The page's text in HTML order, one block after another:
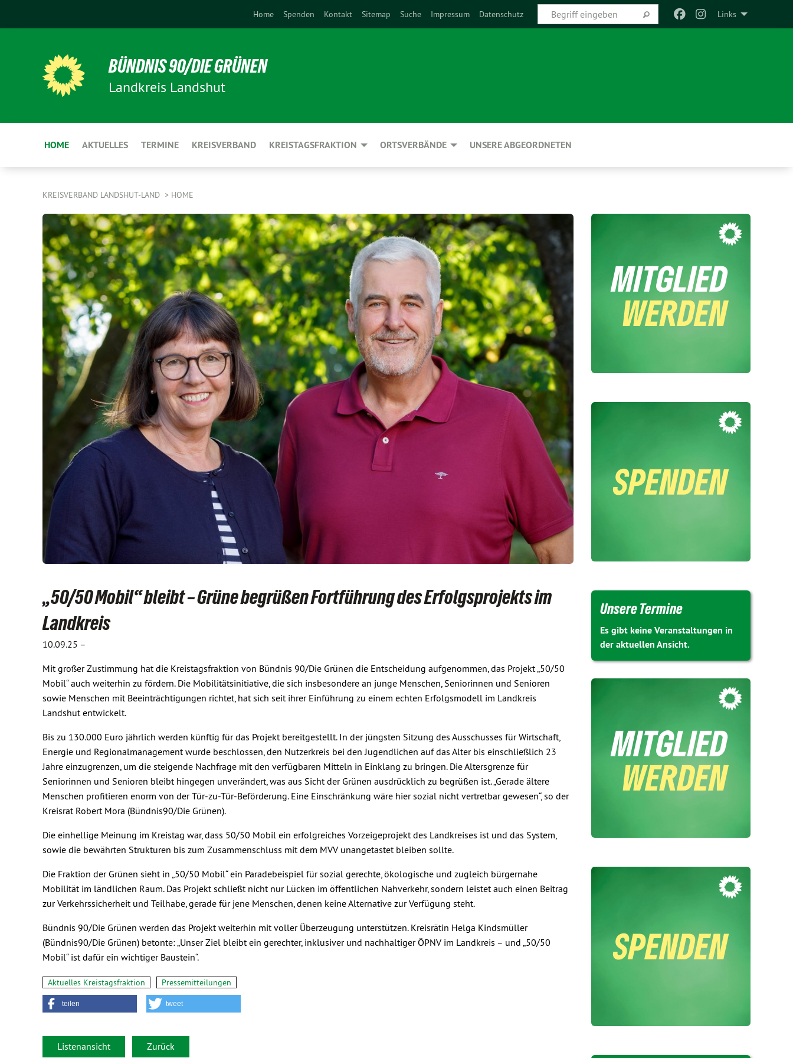
Links
Home Spenden Kontakt Sitemap Suche Impressum Datenschutz
BÜNDNIS 90/DIE GRÜNEN
Landkreis Landshut
HOME AKTUELLES TERMINE KREISVERBAND KREISTAGSFRAKTION ORTSVERBÄNDE UNSERE ABGEORDNETEN
KREISVERBAND LANDSHUT-LAND HOME
„50/50 Mobil“ bleibt – Grüne begrüßen Fortführung des Erfolgsprojekts im
Landkreis
10.09.25 –
Mit großer Zustimmung hat die Kreistagsfraktion von Bündnis 90/Die Grünen die Entscheidung aufgenommen, das Projekt „50/50
Mobil“ auch weiterhin zu fördern. Die Mobilitätsinitiative, die sich insbesondere an junge Menschen, Seniorinnen und Senioren
sowie Menschen mit Beeinträchtigungen richtet, hat sich seit ihrer Einführung zu einem echten Erfolgsmodell im Landkreis
Landshut entwickelt.
Bis zu 130.000 Euro jährlich werden künftig für das Projekt bereitgestellt. In der jüngsten Sitzung des Ausschusses für Wirtschaft,
Energie und Regionalmanagement wurde beschlossen, den Nutzerkreis bei den Jugendlichen auf das Alter bis einschließlich 23
Jahre einzugrenzen, um die steigende Nachfrage mit den verfügbaren Mitteln in Einklang zu bringen. Die Altersgrenze für
Seniorinnen und Senioren bleibt hingegen unverändert, was aus Sicht der Grünen ausdrücklich zu begrüßen ist. „Gerade ältere
Menschen profitieren enorm von der Tür-zu-Tür-Beförderung. Eine Einschränkung wäre hier sozial nicht vertretbar gewesen“, so der
Kreisrat Robert Mora (Bündnis90/Die Grünen).
Die einhellige Meinung im Kreistag war, dass 50/50 Mobil ein erfolgreiches Vorzeigeprojekt des Landkreises ist und das System,
sowie die bewährten Strukturen bis zum Zusammenschluss mit dem MVV unangetastet bleiben sollte.
Die Fraktion der Grünen sieht in „50/50 Mobil“ ein Paradebeispiel für sozial gerechte, ökologische und zugleich bürgernahe
Mobilität im ländlichen Raum. Das Projekt schließt nicht nur Lücken im öffentlichen Nahverkehr, sondern leistet auch einen Beitrag
zur Verkehrssicherheit und Teilhabe, gerade für jene Menschen, denen keine Alternative zur Verfügung steht.
Bündnis 90/Die Grünen werden das Projekt weiterhin mit voller Überzeugung unterstützen. Kreisrätin Helga Kindsmüller
(Bündnis90/Die Grünen) betonte: „Unser Ziel bleibt ein gerechter, inklusiver und nachhaltiger ÖPNV im Landkreis – und „50/50
Mobil“ ist dafür ein wichtiger Baustein“.
Aktuelles Kreistagsfraktion Pressemitteilungen
teilen tweet
Listenansicht Zurück
Unsere Termine
Es gibt keine Veranstaltungen in
der aktuellen Ansicht.